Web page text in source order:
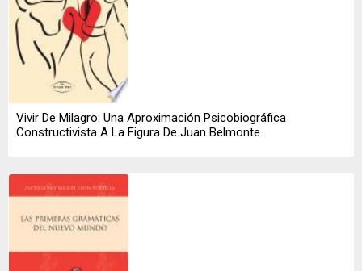
Vivir De Milagro: Una Aproximación Psicobiográfica
Constructivista A La Figura De Juan Belmonte.